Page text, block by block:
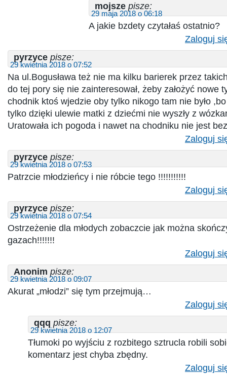
mojsze pisze:
29 maja 2018 o 06:18
A jakie bzdety czytałaś ostatnio?
Zaloguj
pyrzyce pisze:
29 kwietnia 2018 o 07:52
Na ul.Bogusława też nie ma kilku barierek przez
do tej pory się nie zainteresował, żeby założyć nowe
chodnik ktoś wjedzie oby tylko nikogo tam nie było
tylko dzięki ulewie matki z dziećmi nie wyszły z
Uratowała ich pogoda i nawet na chodniku nie jest
Zaloguj
pyrzyce pisze:
29 kwietnia 2018 o 07:53
Patrzcie młodzieńcy i nie róbcie tego !!!!!!!!!!!
Zaloguj
pyrzyce pisze:
29 kwietnia 2018 o 07:54
Ostrzeżenie dla młodych zobaczcie jak można
gazach!!!!!!!
Zaloguj
Anonim pisze:
29 kwietnia 2018 o 09:07
Akurat „młodzi” się tym przejmują…
Zaloguj
qqq pisze:
29 kwietnia 2018 o 12:07
Tłumoki po wyjściu z rozbitego sztrucla robili
komentarz jest chyba zbędny.
Zaloguj